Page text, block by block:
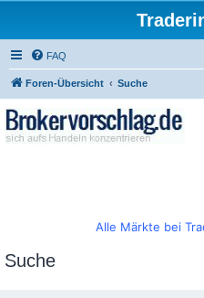
FAQ
Foren-Übersicht Suche
Alle Märkte bei
Suche